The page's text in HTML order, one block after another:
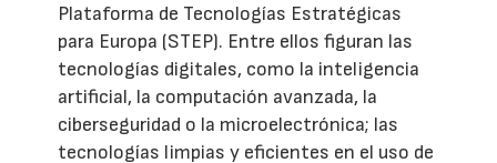
Plataforma de Tecnologías Estratégicas
para Europa (STEP). Entre ellos figuran las
tecnologías digitales, como la inteligencia
artificial, la computación avanzada, la
ciberseguridad o la microelectrónica; las
tecnologías limpias y eficientes en el uso de